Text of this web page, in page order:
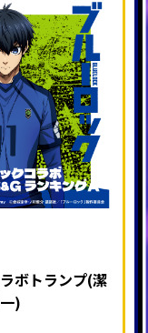
ボトランプ(潔
)